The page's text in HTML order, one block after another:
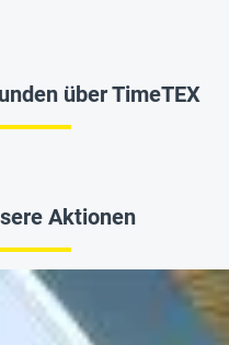
über TimeTEX
Aktionen